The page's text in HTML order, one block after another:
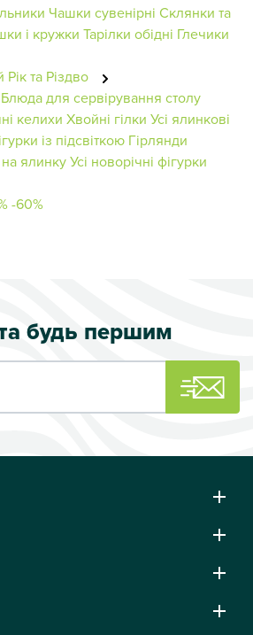
Чашки сувенірні Склянки та
і кружки Тарілки обідні Глечики
та Різдво
Блюда для сервірування столу
келихи Хвойні гілки Усі ялинкові
із підсвіткою Гірлянди
ялинкуУсі новорічні фігурки
-60%
будь першим